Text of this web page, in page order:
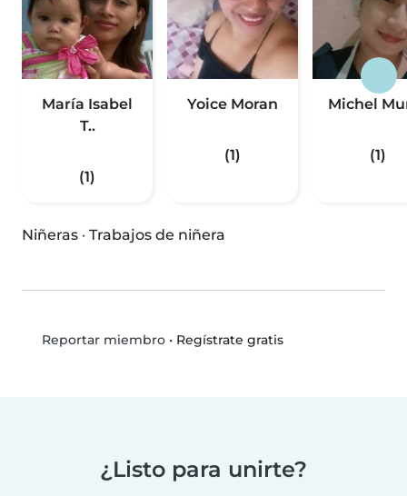
María Isabel
T..
(1)
Yoice Moran
(1)
Michel
(1)
Niñeras · Trabajos de niñera
Reportar miembro• Regístrate gratis
¿Listo para unirte?